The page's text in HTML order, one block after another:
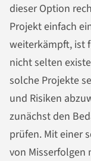
dieser Option
Projekt einfach
weiterkämpft, ist
nicht selten
solche Projekte
und Risiken
zunächst den
prüfen. Mit einer
von Misserfolgen